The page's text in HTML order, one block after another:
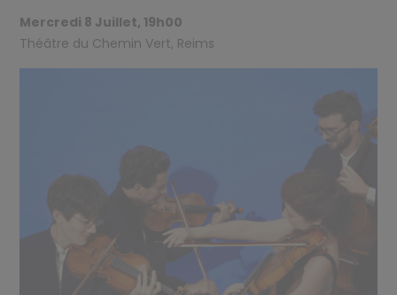
Mercredi 8 Juillet, 19h00
Théâtre du Chemin Vert, Reims